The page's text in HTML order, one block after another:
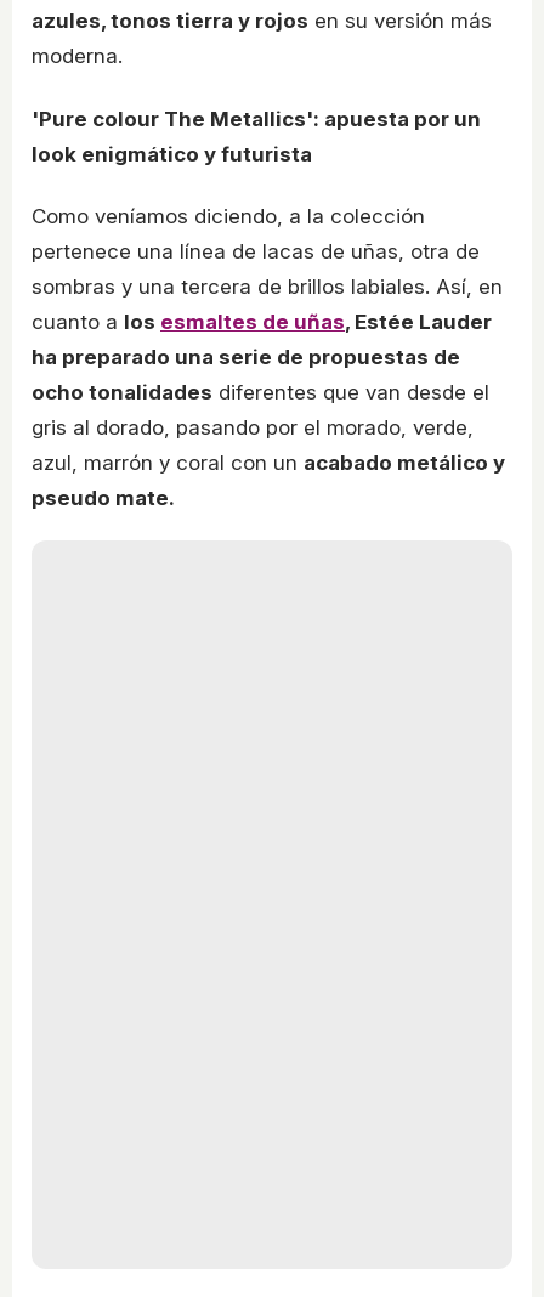
azules, tonos tierra y rojos en su versión más
moderna.
'Pure colour The Metallics': apuesta por un
look enigmático y futurista
Como veníamos diciendo, a la colección
pertenece una línea de lacas de uñas, otra de
sombras y una tercera de brillos labiales. Así, en
cuanto a los esmaltes de uñas, Estée Lauder
ha preparado una serie de propuestas de
ocho tonalidades diferentes que van desde el
gris al dorado, pasando por el morado, verde,
azul, marrón y coral con un acabado metálico y
pseudo mate.